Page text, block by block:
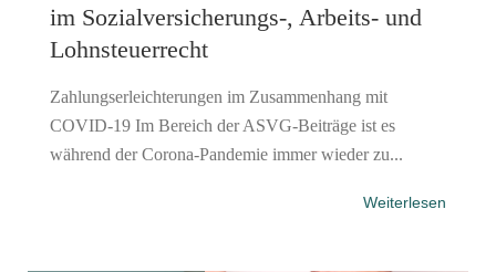
im Sozialversicherungs-, Arbeits- und
Lohnsteuerrecht
Zahlungserleichterungen im Zusammenhang mit
COVID-19 Im Bereich der ASVG-Beiträge ist es
während der Corona-Pandemie immer wieder zu...
Weiterlesen